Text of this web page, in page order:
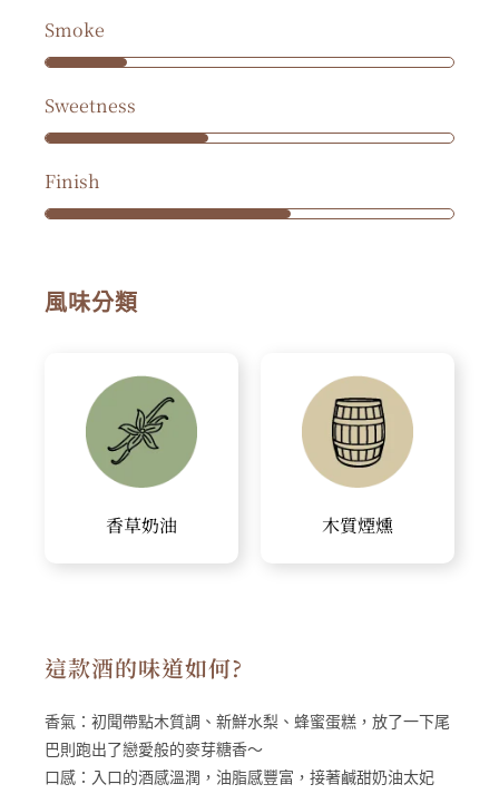
Smoke
Sweetness
Finish
風味分類
香草奶油 木質煙燻
這款酒的味道如何?
香氣： 初聞帶點木質調、新鮮水梨、蜂蜜蛋糕，放了一下尾
巴則跑出了戀愛般的麥芽糖香～
​口感： 入口的酒感溫潤，油脂感豐富，接著鹹甜奶油太妃